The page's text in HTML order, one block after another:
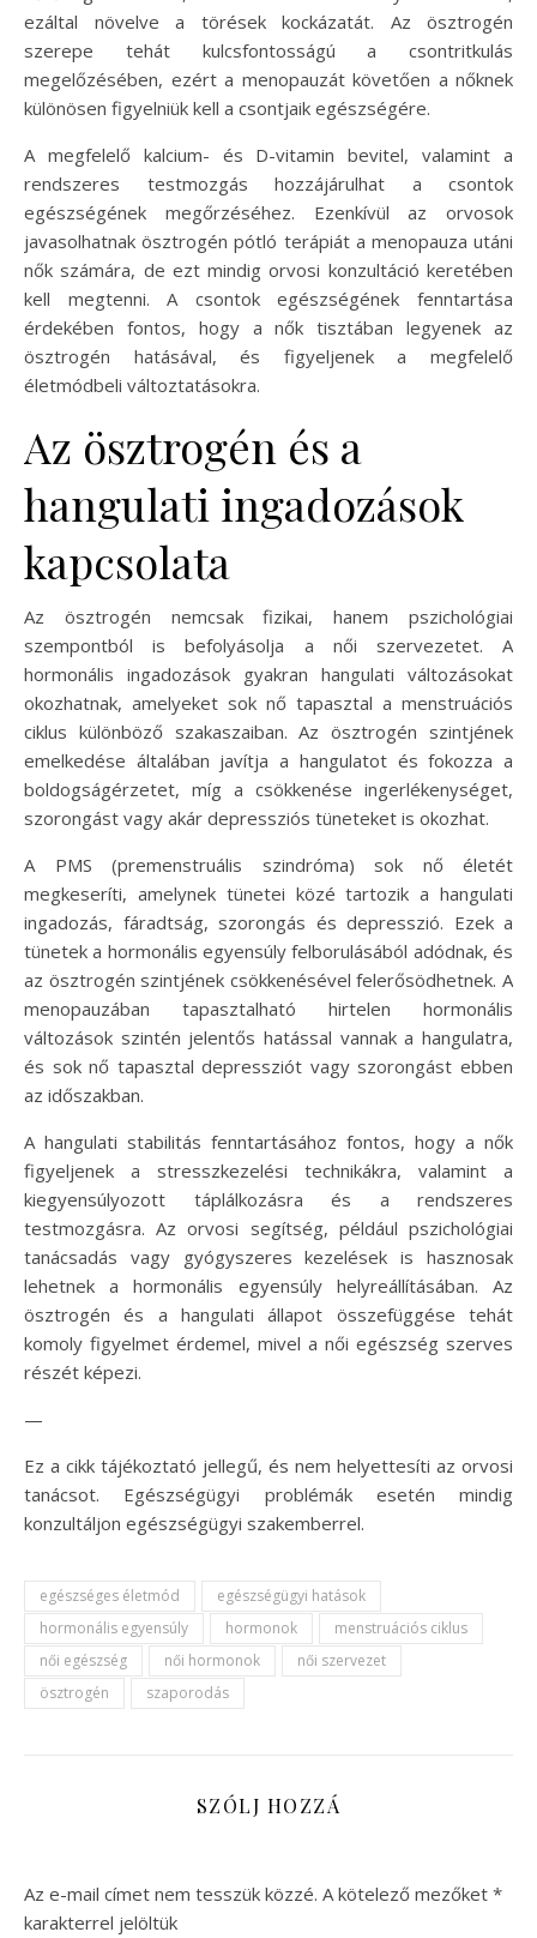
ezáltal növelve a törések kockázatát. Az ösztrogén
szerepe tehát kulcsfontosságú a csontritkulás
megelőzésében, ezért a menopauzát követően a nőknek
különösen figyelniük kell a csontjaik egészségére.
A megfelelő kalcium- és D-vitamin bevitel, valamint a
rendszeres testmozgás hozzájárulhat a csontok
egészségének megőrzéséhez. Ezenkívül az orvosok
javasolhatnak ösztrogén pótló terápiát a menopauza utáni
nők számára, de ezt mindig orvosi konzultáció keretében
kell megtenni. A csontok egészségének fenntartása
érdekében fontos, hogy a nők tisztában legyenek az
ösztrogén hatásával, és figyeljenek a megfelelő
életmódbeli változtatásokra.
Az ösztrogén és a
hangulati ingadozások
kapcsolata
Az ösztrogén nemcsak fizikai, hanem pszichológiai
szempontból is befolyásolja a női szervezetet. A
hormonális ingadozások gyakran hangulati változásokat
okozhatnak, amelyeket sok nő tapasztal a menstruációs
ciklus különböző szakaszaiban. Az ösztrogén szintjének
emelkedése általában javítja a hangulatot és fokozza a
boldogságérzetet, míg a csökkenése ingerlékenységet,
szorongást vagy akár depressziós tüneteket is okozhat.
A PMS (premenstruális szindróma) sok nő életét
megkeseríti, amelynek tünetei közé tartozik a hangulati
ingadozás, fáradtság, szorongás és depresszió. Ezek a
tünetek a hormonális egyensúly felborulásából adódnak, és
az ösztrogén szintjének csökkenésével felerősödhetnek. A
menopauzában tapasztalható hirtelen hormonális
változások szintén jelentős hatással vannak a hangulatra,
és sok nő tapasztal depressziót vagy szorongást ebben
az időszakban.
A hangulati stabilitás fenntartásához fontos, hogy a nők
figyeljenek a stresszkezelési technikákra, valamint a
kiegyensúlyozott táplálkozásra és a rendszeres
testmozgásra. Az orvosi segítség, például pszichológiai
tanácsadás vagy gyógyszeres kezelések is hasznosak
lehetnek a hormonális egyensúly helyreállításában. Az
ösztrogén és a hangulati állapot összefüggése tehát
komoly figyelmet érdemel, mivel a női egészség szerves
részét képezi.
—
Ez a cikk tájékoztató jellegű, és nem helyettesíti az orvosi
tanácsot. Egészségügyi problémák esetén mindig
konzultáljon egészségügyi szakemberrel.
egészséges életmód
egészségügyi hatások
hormonális egyensúly
hormonok
menstruációs ciklus
női egészség
női hormonok
női szervezet
ösztrogén
szaporodás
SZÓLJ HOZZÁ
Az e-mail címet nem tesszük közzé. A kötelező mezőket *
karakterrel jelöltük